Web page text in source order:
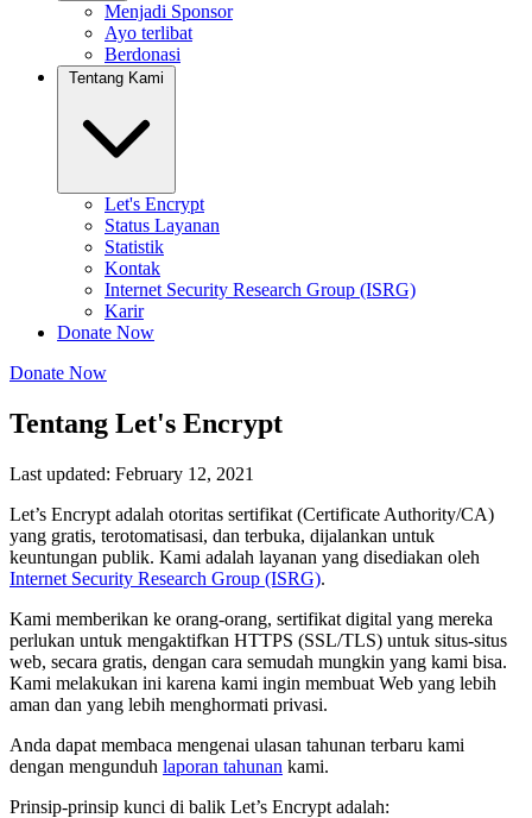
Menjadi Sponsor
Ayo terlibat
Berdonasi
Tentang Kami
Let's Encrypt
Status Layanan
Statistik
Kontak
Internet Security Research Group (ISRG)
Karir
Donate Now
Donate Now
Tentang Let's Encrypt
Last updated: February 12, 2021
Let’s Encrypt adalah otoritas sertifikat (Certificate Authority/CA)
yang gratis, terotomatisasi, dan terbuka, dijalankan untuk
keuntungan publik. Kami adalah layanan yang disediakan oleh
Internet Security Research Group (ISRG).
Kami memberikan ke orang-orang, sertifikat digital yang mereka
perlukan untuk mengaktifkan HTTPS (SSL/TLS) untuk situs-situs
web, secara gratis, dengan cara semudah mungkin yang kami bisa.
Kami melakukan ini karena kami ingin membuat Web yang lebih
aman dan yang lebih menghormati privasi.
Anda dapat membaca mengenai ulasan tahunan terbaru kami
dengan mengunduh laporan tahunan kami.
Prinsip-prinsip kunci di balik Let’s Encrypt adalah: